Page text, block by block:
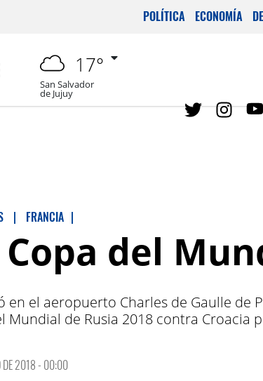
POLÍTICA ECONOMÍA
17°
San Salvador
de Jujuy
| FRANCIA |
Copa del
en el aeropuerto Charles de Gaulle de
Mundial de Rusia 2018 contra Croacia
DE 2018 - 00:00